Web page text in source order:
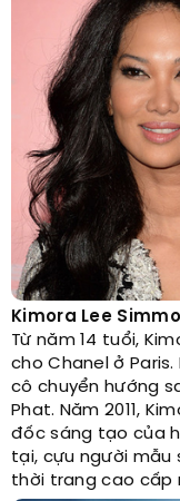
Kimora Lee
Từ năm 14 tuổi,
cho Chanel ở Paris.
cô chuyển hướng
Phat. Năm 2011,
đốc sáng tạo của
tại, cựu người
thời trang cao cấp